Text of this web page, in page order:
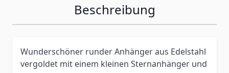
Beschreibung
Wunderschöner runder Anhänger aus Edelstahl
vergoldet mit einem kleinen Sternanhänger und